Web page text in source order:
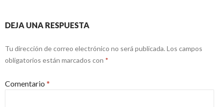
DEJA UNA RESPUESTA
Tu dirección de correo electrónico no será publicada. Los campos
obligatorios están marcados con *
Comentario *